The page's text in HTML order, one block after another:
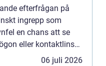
efterfrågan på
ingrepp som
en chans att se
eller kontaktlinser.
06 juli 2026